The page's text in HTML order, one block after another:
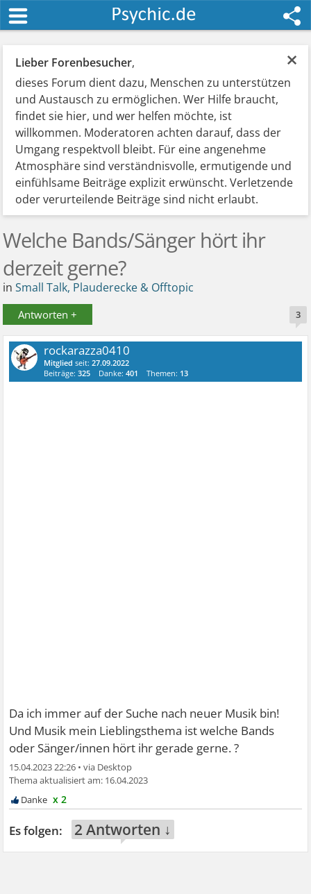
×
Lieber Forenbesucher,
dieses Forum dient dazu, Menschen zu unterstützen
und Austausch zu ermöglichen. Wer Hilfe braucht,
findet sie hier, und wer helfen möchte, ist
willkommen. Moderatoren achten darauf, dass der
Umgang respektvoll bleibt. Für eine angenehme
Atmosphäre sind verständnisvolle, ermutigende und
einfühlsame Beiträge explizit erwünscht. Verletzende
oder verurteilende Beiträge sind nicht erlaubt.
Welche Bands/Sänger hört ihr
derzeit gerne?
inSmall Talk, Plauderecke & Offtopic
Antworten + 3
rockarazza0410
Mitglied seit:27.09.2022
Beiträge:325 Danke:401 Themen: 13
Da ich immer auf der Suche nach neuer Musik bin!
Und Musik mein Lieblingsthema ist welche Bands
oder Sänger/innen hört ihr gerade gerne. ?
15.04.2023 22:26 •
16.04.2023
x 2
2 Antworten ↓